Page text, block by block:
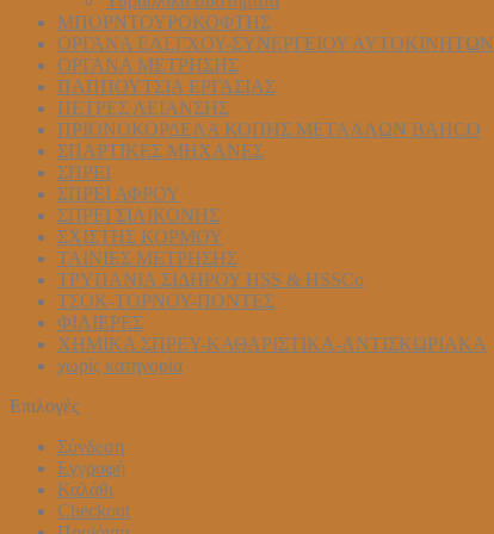
ΜΠΟΡΝΤΟΥΡΟΚΟΦΤΗΣ
ΟΡΓΑΝΑ ΕΛΕΓΧΟΥ-ΣYΝΕΡΓΕΙΟΥ ΑΥΤΟΚΙΝΗΤΩΝ
ΟΡΓΑΝΑ ΜΕΤΡΗΣΗΣ
ΠΑΠΠΟΥΤΣΙΑ ΕΡΓΑΣΙΑΣ
ΠΕΤΡΕΣ ΛΕΙΑΝΣΗΣ
ΠΡΙΟΝΟΚΟΡΔΕΛΑ ΚΟΠΗΣ ΜΕΤΑΛΛΩΝ BAHCO
ΣΠΑΡΤΙΚΕΣ ΜΗΧΑΝΕΣ
ΣΠΡΕΙ
ΣΠΡΕΙ ΑΦΡΟΥ
ΣΠΡΕΙ ΣΙΛΙΚΟΝΗΣ
ΣΧΙΣΤΗΣ ΚΟΡΜΟΥ
ΤΑΙΝΙΕΣ ΜΕΤΡΗΣΗΣ
ΤΡΥΠΑΝΙΑ ΣΙΔΗΡΟΥ HSS & HSSCo
ΤΣΟΚ-ΤΟΡΝΟΥ-ΠΟΝΤΕΣ
ΦΙΛΙΕΡΕΣ
ΧΗΜΙΚΑ ΣΠΡΕΥ-ΚΑΘΑΡΙΣΤΙΚΑ-ΑΝΤΙΣΚΩΡΙΑΚΑ
χωρίς κατηγορία
Επιλογές
Σύνδεση
Εγγραφή
Καλάθι
Checkout